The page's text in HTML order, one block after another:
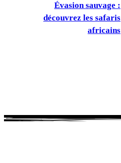
Évasion sauvage :
découvrez les safaris
africains